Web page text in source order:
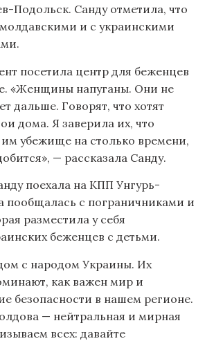
Подольск. Санду отметила, что
и с украинскими
посетила центр для беженцев
«Женщины напуганы. Они не
дальше. Говорят, что хотят
дома. Я заверила их, что
убежище на столько времени,
— рассказала Санду.
поехала на КПП Унгурь-
пообщалась с пограничниками и
разместила у себя
беженцев с детьми.
с народом Украины. Их
как важен мир и
безопасности в нашем регионе.
— нейтральная и мирная
всех: давайте